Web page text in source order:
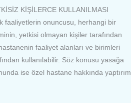
KİŞİLERCE KULLANILMASI
faaliyetlerin onuncusu, herhangi bir
yetkisi olmayan kişiler tarafından
faaliyet alanları ve birimleri
kullanılabilir. Söz konusu yasağa
ise özel hastane hakkında yaptırım